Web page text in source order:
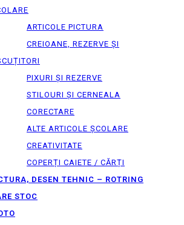
ARTICOLE PICTURA
CREIOANE, REZERVE ȘI
PIXURI ȘI REZERVE
STILOURI ȘI CERNEALA
CORECTARE
ALTE ARTICOLE ȘCOLARE
CREATIVITATE
COPERȚI CAIETE / CĂRȚI
DESEN TEHNIC – ROTRING
STOC